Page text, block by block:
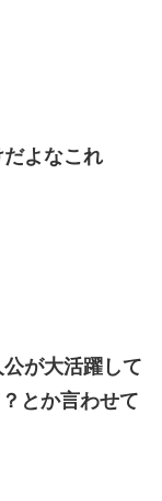
よなこれ
が大活躍して
とか言わせて